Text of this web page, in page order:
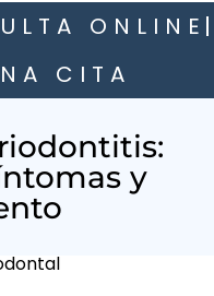
ONLINE
CITA
y